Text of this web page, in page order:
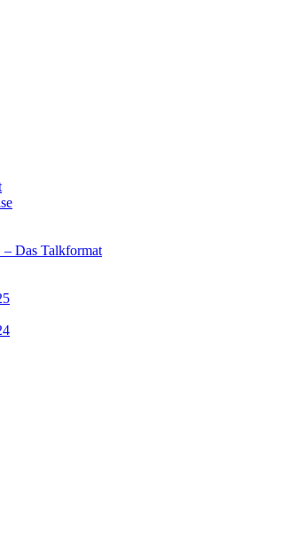
Das Talkformat